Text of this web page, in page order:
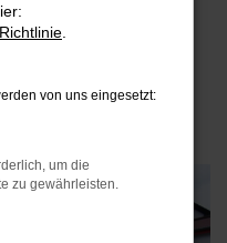
Tuning-Fachhandel
von uns eingesetzt:
um die
zu gewährleisten.